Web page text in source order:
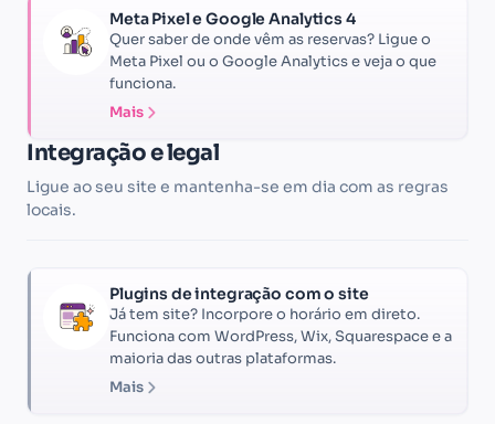
Meta Pixel e Google Analytics 4
Quer saber de onde vêm as reservas? Ligue o
Meta Pixel ou o Google Analytics e veja o que
funciona.
Mais
Integração e legal
Ligue ao seu site e mantenha-se em dia com as regras
locais.
Plugins de integração com o site
Já tem site? Incorpore o horário em direto.
Funciona com WordPress, Wix, Squarespace e a
maioria das outras plataformas.
Mais